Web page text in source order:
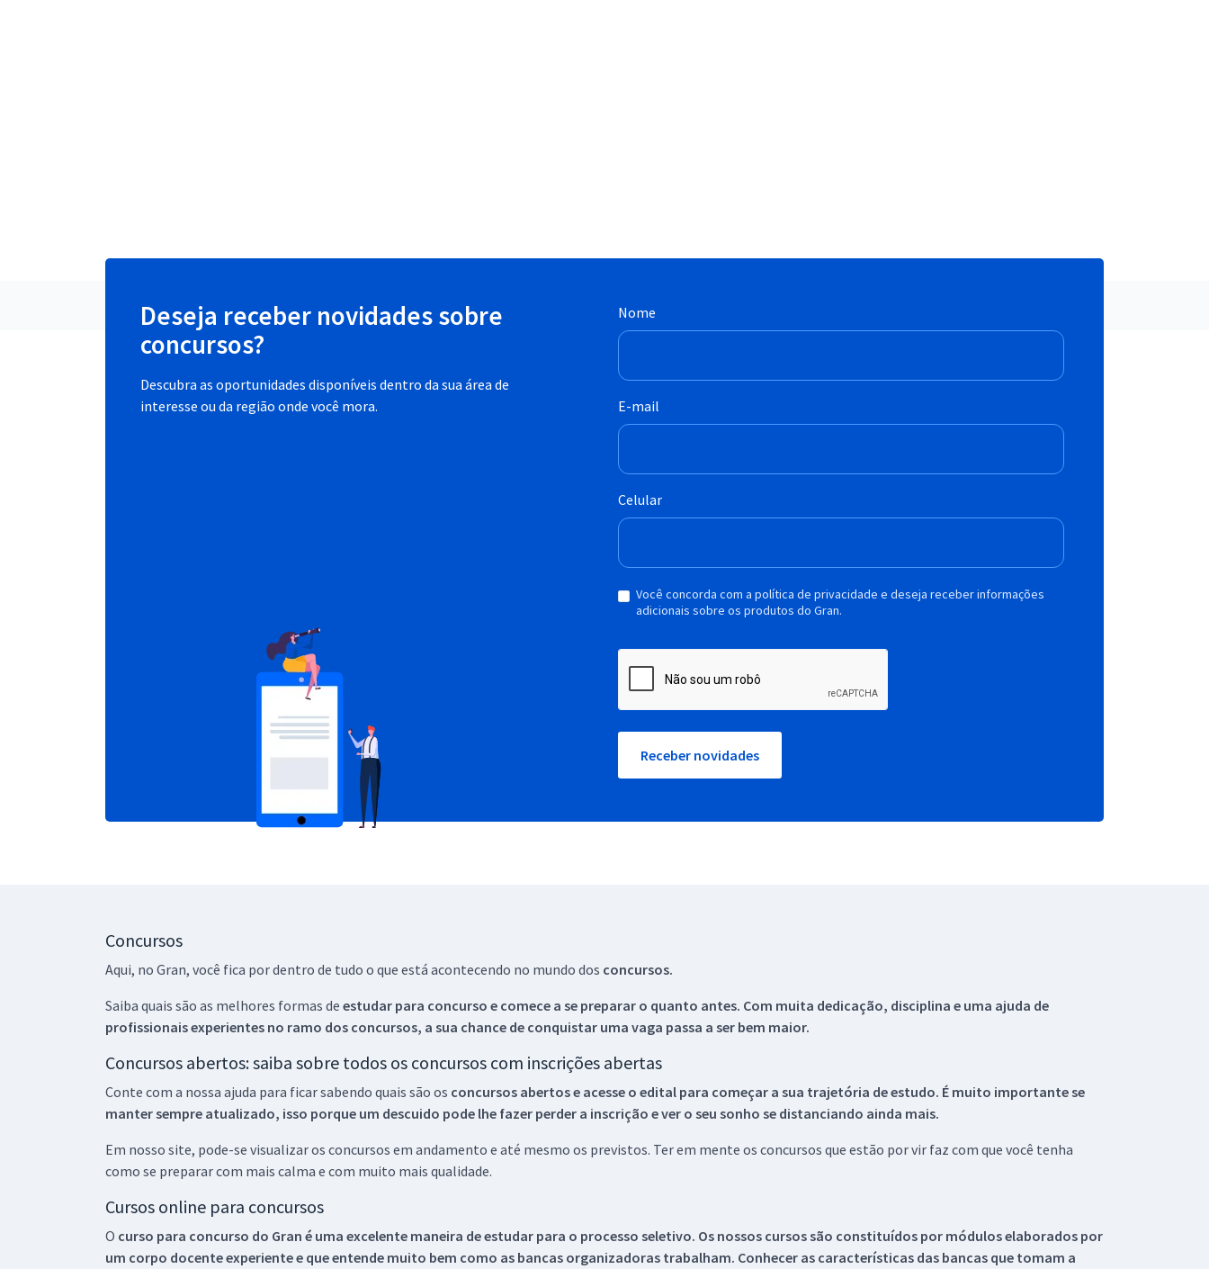
Deseja receber novidades sobre
concursos?
Descubra as oportunidades disponíveis dentro da sua área de
interesse ou da região onde você mora.
Nome
E-mail
Celular
Você concorda com a política de privacidade e deseja receber informações
adicionais sobre os produtos do Gran.
Receber novidades
Concursos
Aqui, no Gran, você fica por dentro de tudo o que está acontecendo no mundo dos concursos.
Saiba quais são as melhores formas de estudar para concurso e comece a se preparar o quanto antes. Com muita dedicação, disciplina e uma ajuda de
profissionais experientes no ramo dos concursos, a sua chance de conquistar uma vaga passa a ser bem maior.
Concursos abertos: saiba sobre todos os concursos com inscrições abertas
Conte com a nossa ajuda para ficar sabendo quais são os concursos abertos e acesse o edital para começar a sua trajetória de estudo. É muito importante se
manter sempre atualizado, isso porque um descuido pode lhe fazer perder a inscrição e ver o seu sonho se distanciando ainda mais.
Em nosso site, pode-se visualizar os concursos em andamento e até mesmo os previstos. Ter em mente os concursos que estão por vir faz com que você tenha
como se preparar com mais calma e com muito mais qualidade.
Cursos online para concursos
O curso para concurso do Gran é uma excelente maneira de estudar para o processo seletivo. Os nossos cursos são constituídos por módulos elaborados por
um corpo docente experiente e que entende muito bem como as bancas organizadoras trabalham. Conhecer as características das bancas que tomam a